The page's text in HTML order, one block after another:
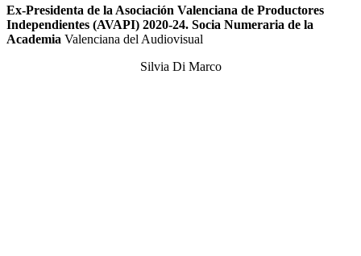
Ex-Presidenta de la Asociación Valenciana de Productores
Independientes (AVAPI) 2020-24. Socia Numeraria de la
Academia Valenciana del Audiovisual
Silvia Di Marco